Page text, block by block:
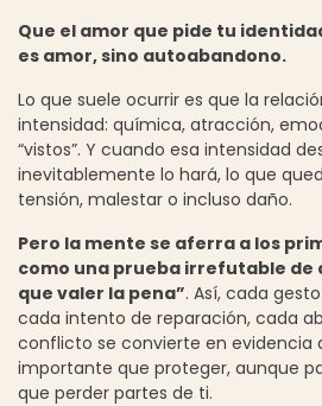
Que el amor que pide tu
es amor, sino autoabandono.
Lo que suele ocurrir es que la
intensidad: química, atracción,
“vistos”. Y cuando esa intensidad
inevitablemente lo hará, lo que
tensión, malestar o incluso daño.
Pero la mente se aferra a los
como una prueba irrefutable de
que valer la pena”. Así, cada
cada intento de reparación, cada
conflicto se convierte en evidencia
importante que proteger, aunque
que perder partes de ti.